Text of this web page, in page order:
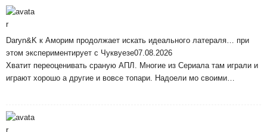
Daryn&K к Аморим продолжает искать идеального латераля… при
этом экспериментирует с Чуквуезе07.08.2026
Хватит переоценивать сраную АПЛ. Многие из Сериала там играли и
играют хорошо а другие и вовсе топари. Надоели мо своими…